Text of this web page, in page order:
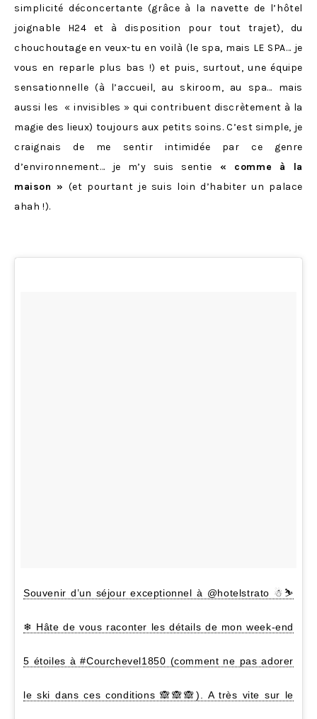
simplicité déconcertante (grâce à la navette de l’hôtel
joignable H24 et à disposition pour tout trajet), du
chouchoutage en veux-tu en voilà (le spa, mais LE SPA… je
vous en reparle plus bas !) et puis, surtout, une équipe
sensationnelle (à l’accueil, au skiroom, au spa… mais
aussi les « invisibles » qui contribuent discrètement à la
magie des lieux) toujours aux petits soins. C’est simple, je
craignais de me sentir intimidée par ce genre
d’environnement… je m’y suis sentie « comme à la
maison » (et pourtant je suis loin d’habiter un palace
ahah !).
Souvenir d’un séjour exceptionnel à @hotelstrato ☃⛷
❄ Hâte de vous raconter les détails de mon week-end
5 étoiles à #Courchevel1850 (comment ne pas adorer
le ski dans ces conditions 🙈🙈🙈). A très vite sur le